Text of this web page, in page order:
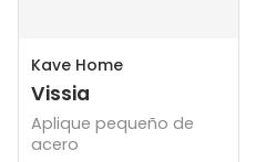
Kave Home
Vissia
Aplique pequeño de
acero